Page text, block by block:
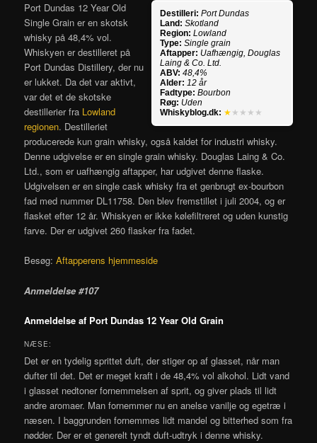
Destilleri: Port Dundas
Land: Skotland
Region: Lowland
Type: Single grain
Aftapper: Uafhængig, Douglas
Laing & Co. Ltd.
ABV: 48,4%
Alder: 12 år
Fadtype: Bourbon
Røg: Uden
Whiskyblog.dk: ★ ★★★★
Port Dundas 12 Year Old
Single Grain er en skotsk
whisky på 48,4% vol.
Whiskyen er destilleret på
Port Dundas Distillery, der nu
er lukket. Da det var aktivt,
var det et de skotske
destillerier fra Lowland
regionen. Destilleriet
producerede kun grain whisky, også kaldet for industri whisky.
Denne udgivelse er en single grain whisky. Douglas Laing & Co.
Ltd., som er uafhængig aftapper, har udgivet denne flaske.
Udgivelsen er en single cask whisky fra et genbrugt ex-bourbon
fad med nummer DL11758. Den blev fremstillet i juli 2004, og er
flasket efter 12 år. Whiskyen er ikke kølefiltreret og uden kunstig
farve. Der er udgivet 260 flasker fra fadet.
Besøg:Aftapperens hjemmeside
Anmeldelse #107
Anmeldelse af Port Dundas 12 Year Old Grain
NÆSE:
Det er en tydelig sprittet duft, der stiger op af glasset, når man
dufter til det. Det er meget kraft i de 48,4% vol alkohol. Lidt vand
i glasset nedtoner fornemmelsen af sprit, og giver plads til lidt
andre aromaer. Man fornemmer nu en anelse vanilje og egetræ i
næsen. I baggrunden fornemmes lidt mandel og bitterhed som fra
nødder. Der er et generelt tyndt duft-udtryk i denne whisky.